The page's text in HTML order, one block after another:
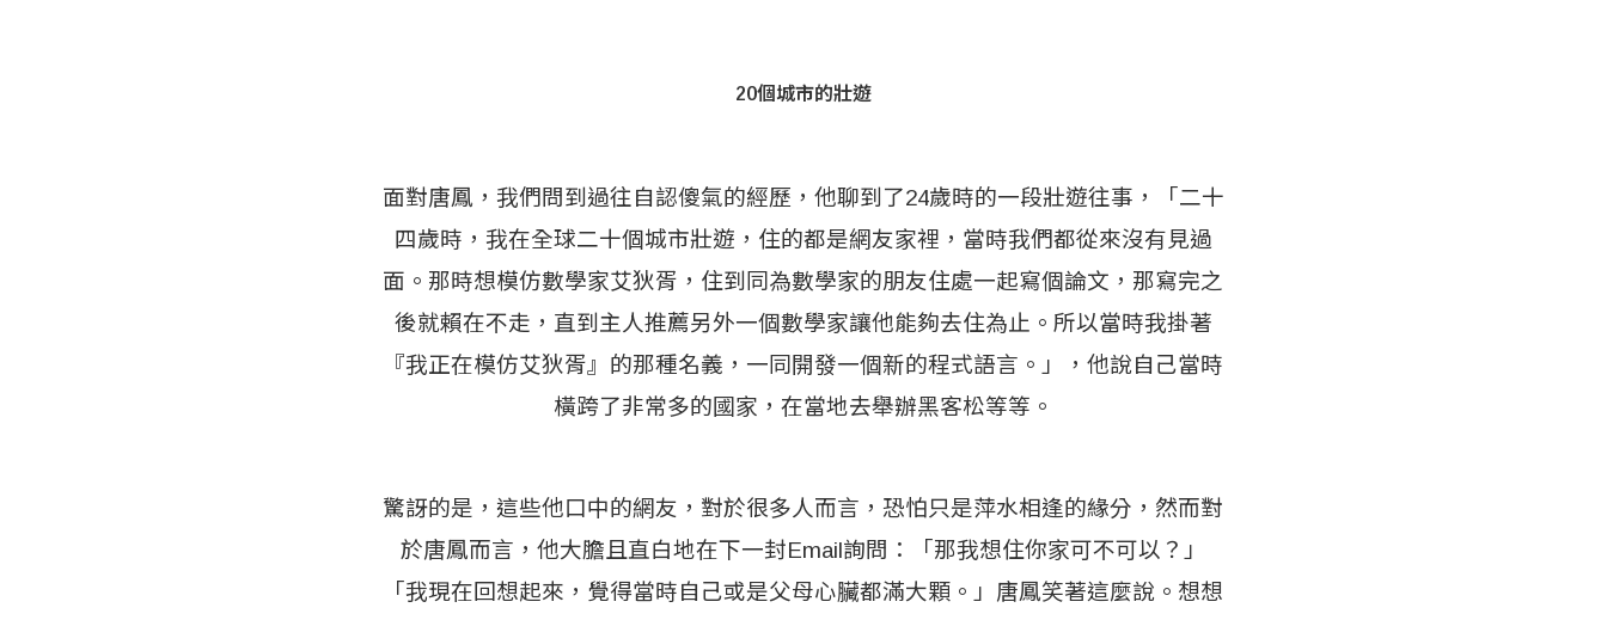
20個城市的壯遊
面對唐鳳，我們問到過往自認傻氣的經歷，他聊到了24歲時的一段壯遊往事，「二十
四歲時，我在全球二十個城市壯遊，住的都是網友家裡，當時我們都從來沒有見過
面。那時想模仿數學家艾狄胥，住到同為數學家的朋友住處一起寫個論文，那寫完之
後就賴在不走，直到主人推薦另外一個數學家讓他能夠去住為止。所以當時我掛著
『我正在模仿艾狄胥』的那種名義，一同開發一個新的程式語言。」，他說自己當時
橫跨了非常多的國家，在當地去舉辦黑客松等等。
驚訝的是，這些他口中的網友，對於很多人而言，恐怕只是萍水相逢的緣分，然而對
於唐鳳而言，他大膽且直白地在下一封Email詢問：「那我想住你家可不可以？」
「我現在回想起來，覺得當時自己或是父母心臟都滿大顆。」唐鳳笑著這麼說。想想